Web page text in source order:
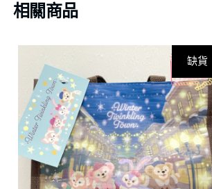
相關商品
缺貨